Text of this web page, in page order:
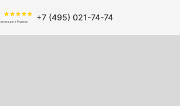
+7 (495) 021-74-74